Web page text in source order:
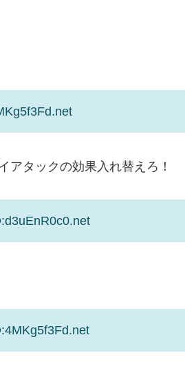
アタックの効果入れ替えろ！